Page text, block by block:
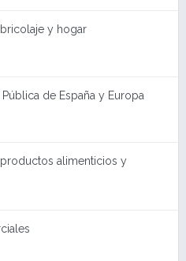
y hogar
de España y Europa
alimenticios y